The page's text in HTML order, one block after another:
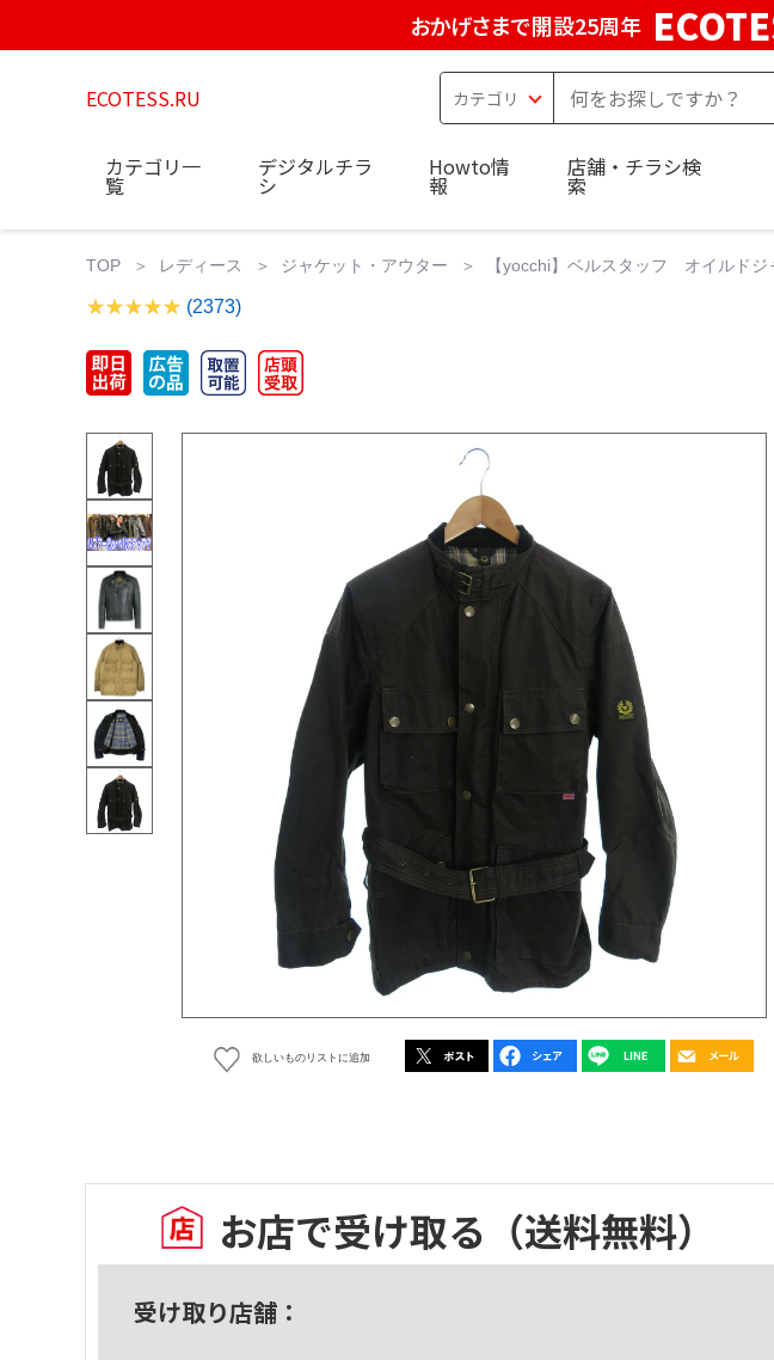
おかげさまで開設25周年
ECOTESS.RU
カテゴリ一
覧
デジタルチラ
シ
Howto情
報
店舗・チラシ検
索
TOP レディース ジャケット・アウター 【yocchi】ベルスタッフ オイルド
(2373)
欲しいものリストに追加
お店で受け取る （送料無料）
受け取り店舗：